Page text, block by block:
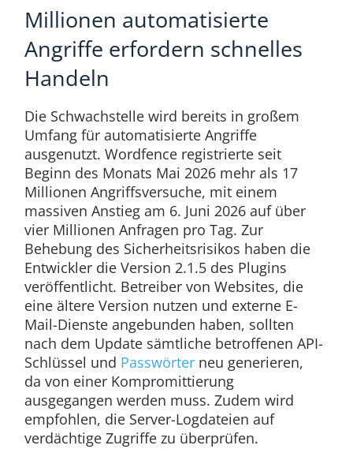
Millionen automatisierte
Angriffe erfordern schnelles
Handeln
Die Schwachstelle wird bereits in großem
Umfang für automatisierte Angriffe
ausgenutzt. Wordfence registrierte seit
Beginn des Monats Mai 2026 mehr als 17
Millionen Angriffsversuche, mit einem
massiven Anstieg am 6. Juni 2026 auf über
vier Millionen Anfragen pro Tag. Zur
Behebung des Sicherheitsrisikos haben die
Entwickler die Version 2.1.5 des Plugins
veröffentlicht. Betreiber von Websites, die
eine ältere Version nutzen und externe E-
Mail-Dienste angebunden haben, sollten
nach dem Update sämtliche betroffenen API-
Schlüssel und Passwörterneu generieren,
da von einer Kompromittierung
ausgegangen werden muss. Zudem wird
empfohlen, die Server-Logdateien auf
verdächtige Zugriffe zu überprüfen.